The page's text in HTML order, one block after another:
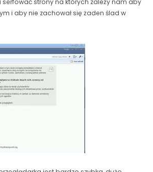
serfować strony na których zależy nam aby
i aby nie zachował się żaden ślad w